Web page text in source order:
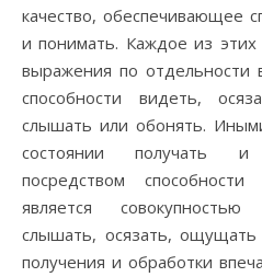
качество, обеспечивающее
и понимать. Каждое из этих
выражения по отдельности
способности видеть,
слышать или обонять.
состоянии получать и
посредством
является
слышать, осязать,
получения и обработки